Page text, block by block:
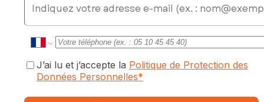
J’ai lu et j’accepte la Politique de Protection des
Données Personnelles*